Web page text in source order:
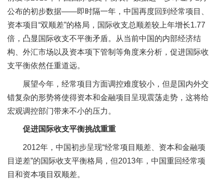
公布的初步数据——即时隔一年，中国再度回到经常项目、
资本项目“双顺差”的格局，国际收支总顺差较上年增长1.77
倍，凸显国际收支不平衡矛盾。从当前中国的内部经济结
构、外汇市场以及资本项下管制等角度来分析，促进国际收
支平衡依然任重道远。
展望今年，经常项目方面调控难度较小，但是国内外交
错复杂的形势将使得资本和金融项目呈现震荡走势，这将给
宏观调控部门带来不小的压力。
促进国际收支平衡挑战重重
2012年，中国初步呈现“经常项目顺差、资本和金融项
目逆差”的国际收支平衡格局，但2013年，中国重回经常项
目和资本项目双顺差。